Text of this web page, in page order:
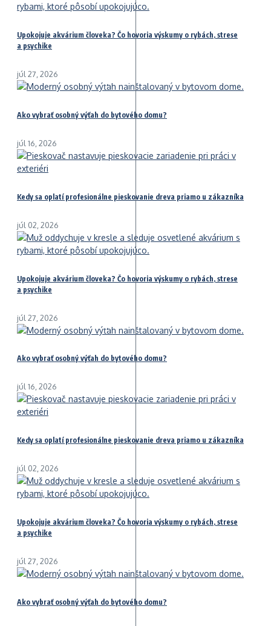
Upokojuje akvárium človeka? Čo hovoria výskumy o rybách, strese
a psychike
júl 27, 2026
Ako vybrať osobný výťah do bytového domu?
júl 16, 2026
Kedy sa oplatí profesionálne pieskovanie dreva priamo u zákazníka
júl 02, 2026
Upokojuje akvárium človeka? Čo hovoria výskumy o rybách, strese
a psychike
júl 27, 2026
Ako vybrať osobný výťah do bytového domu?
júl 16, 2026
Kedy sa oplatí profesionálne pieskovanie dreva priamo u zákazníka
júl 02, 2026
Upokojuje akvárium človeka? Čo hovoria výskumy o rybách, strese
a psychike
júl 27, 2026
Ako vybrať osobný výťah do bytového domu?